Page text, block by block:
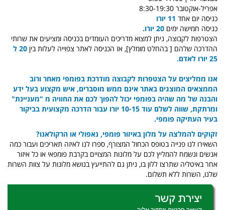
אפריל-אוקטובר 8:30-19:30
כניסה יום אחד 11 יורו
כניסה חמישה ימים 20 יורו.
הצטרפות לקבוצה, ניתן למצוא מדריכים העומדים בכניסה ומציעים את שרותי
ההדרכה שלהם [ בהחלט מומלץ], אז הכניסה לאתר צפוייה לעלות בין
20 ל
25 יורו לאדם.
אנו ממליצים על הצטפרות לקבוצה מודרכת בפומפי מאחר ורוב
הממצאים המוצגים באתר אינם ממש מוסברים, איש מקצוע בעל ידע
והבנה של מה שהיה בפומפי יכול להפוך לכם את החוויה מ "מעניינת"
ומרתקת, שווה לשלם עוד 10-15 יורו עבור הדרכה מקצועית בביקור
בעיר העתיקה פומפי.
זקוקים להמלצה על מלון באיזור פומפי, נאפולי או הרקולאנו?
השאירו לנו פנייה בטופס הכחול המצורף, ספרו לנו לאיזה תאריכים ועבור כמה
אנשים ונשמח להמליץ לכם על מלונות המצויים בקרבת פומפאי או כל איזור
אחר באיטליה שתרצו ללון בו, ניתן גם להתייעץ בנושא מלונות על צוות השרות
שלנו, השרות ללא תשלום.